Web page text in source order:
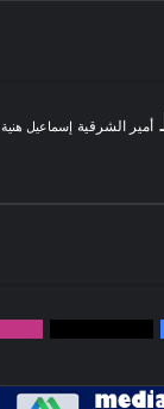
أمير الشرقية إسماعيل هنية